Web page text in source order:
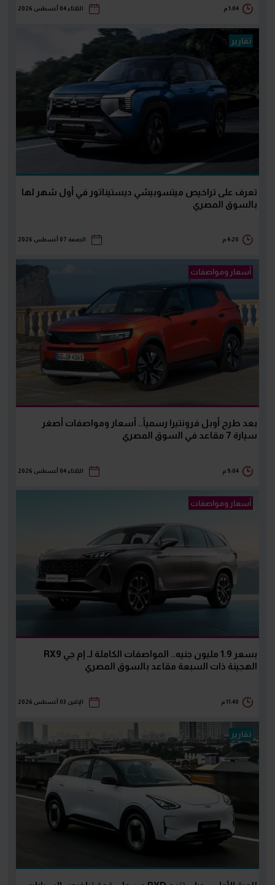
1:04 م الثلاثاء 04 أغسطس 2026
تقارير
تعرف على تراخيص ميتسوبيشي ديستيناتور في أول شهر لها
بالسوق المصري
4:20 م الجمعة 07 أغسطس 2026
أسعار ومواصفات
بعد طرح أوبل فرونتيرا رسمياً.. أسعار ومواصفات أصغر
سيارة 7 مقاعد في السوق المصري
9:04 م الثلاثاء 04 أغسطس 2026
أسعار ومواصفات
بسعر 1.9 مليون جنيه.. المواصفات الكاملة لـ إم جي RX9
الهجينة ذات السبعة مقاعد بالسوق المصري
11:40 م الإثنين 03 أغسطس 2026
تقارير